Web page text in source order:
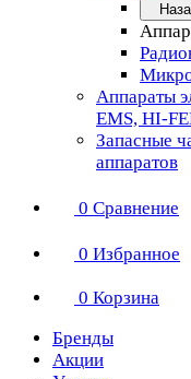
Аппараты
EMS, HI-
Запасные
аппаратов
0 Сравнение
0 Избранное
0 Корзина
Бренды
Акции